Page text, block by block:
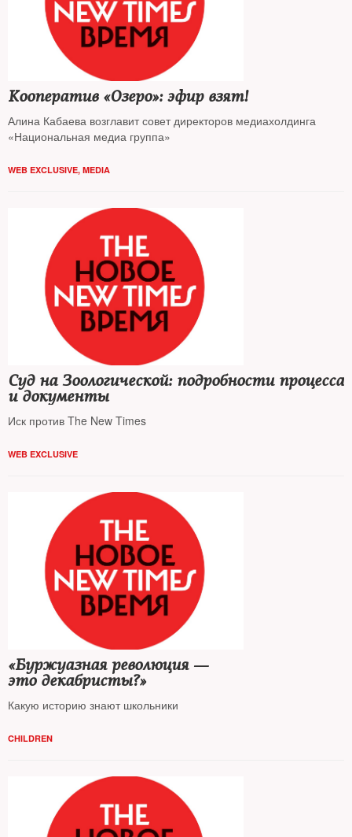
Кооператив «Озеро»: эфир взят!
Алина Кабаева возглавит совет директоров медиахолдинга
«Национальная медиа группа»
WEB EXCLUSIVE, MEDIA
Суд на Зоологической: подробности процесса
и документы
Иск против The New Times
WEB EXCLUSIVE
«Буржуазная революция —
это декабристы?»
Какую историю знают школьники
CHILDREN